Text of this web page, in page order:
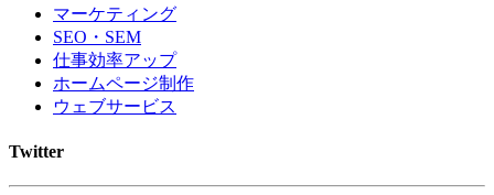
マーケティング
SEO・SEM
仕事効率アップ
ホームページ制作
ウェブサービス
Twitter